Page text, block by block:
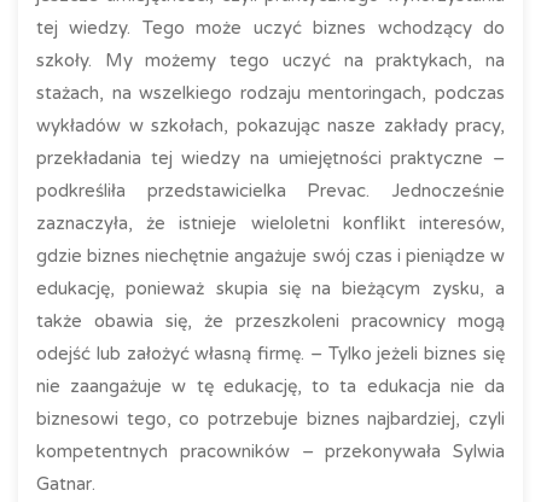
tej wiedzy. Tego może uczyć biznes wchodzący do
szkoły. My możemy tego uczyć na praktykach, na
stażach, na wszelkiego rodzaju mentoringach, podczas
wykładów w szkołach, pokazując nasze zakłady pracy,
przekładania tej wiedzy na umiejętności praktyczne –
podkreśliła przedstawicielka Prevac. Jednocześnie
zaznaczyła, że istnieje wieloletni konflikt interesów,
gdzie biznes niechętnie angażuje swój czas i pieniądze w
edukację, ponieważ skupia się na bieżącym zysku, a
także obawia się, że przeszkoleni pracownicy mogą
odejść lub założyć własną firmę. – Tylko jeżeli biznes się
nie zaangażuje w tę edukację, to ta edukacja nie da
biznesowi tego, co potrzebuje biznes najbardziej, czyli
kompetentnych pracowników – przekonywała Sylwia
Gatnar.